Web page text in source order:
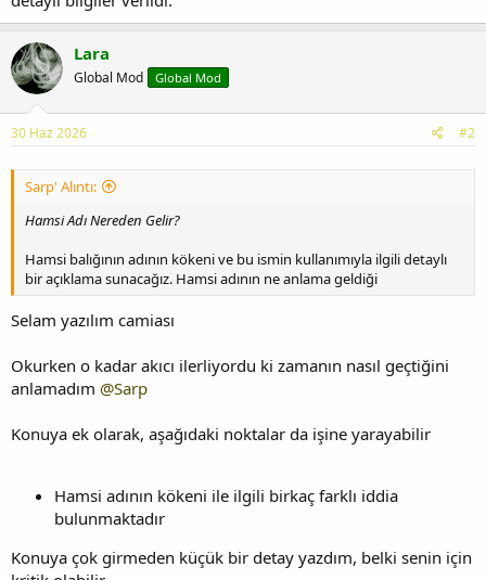
Lara
Global Mod Global Mod
30 Haz 2026 #2
Sarp' Alıntı:
Hamsi Adı Nereden Gelir?
Hamsi balığının adının kökeni ve bu ismin kullanımıyla ilgili detaylı
bir açıklama sunacağız. Hamsi adının ne anlama geldiği
Selam yazılım camiası
Okurken o kadar akıcı ilerliyordu ki zamanın nasıl geçtiğini
anlamadım @Sarp
Konuya ek olarak, aşağıdaki noktalar da işine yarayabilir
Hamsi adının kökeni ile ilgili birkaç farklı iddia
bulunmaktadır
Konuya çok girmeden küçük bir detay yazdım, belki senin için